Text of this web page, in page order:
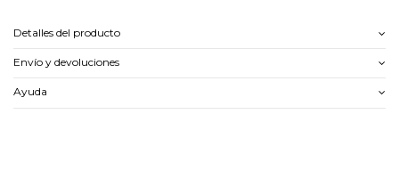
Detalles del producto
Envío y devoluciones
Ayuda